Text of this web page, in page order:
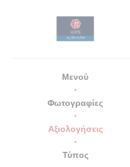
Μενού
Φωτογραφίες
Αξιολογήσεις
Τύπος